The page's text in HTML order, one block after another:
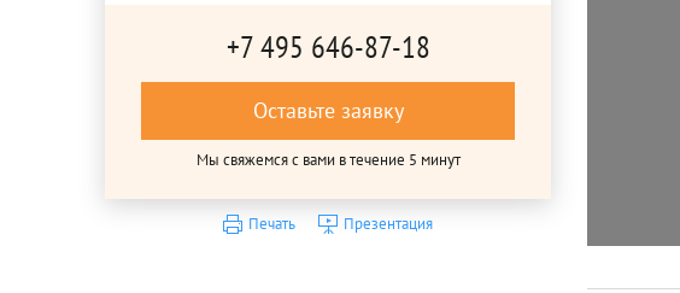
+7 495 646-87-18
Оставьте заявку
Мы свяжемся с вами в течение 5 минут
Печать Презентация